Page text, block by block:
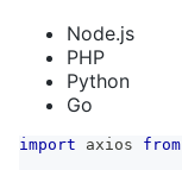
Node.js
PHP
Python
Go
import axios from